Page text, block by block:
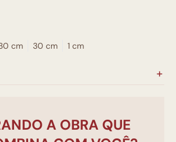
cm 30 cm 1 cm
A OBRA QUE